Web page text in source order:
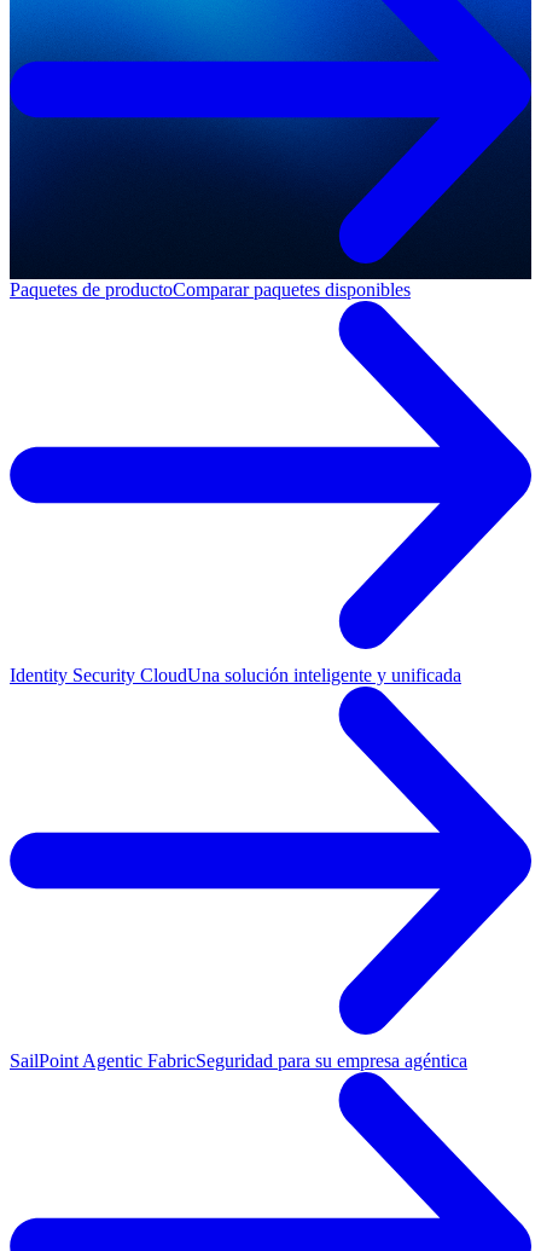
Paquetes de productoComparar paquetes disponibles
Identity Security CloudUna solución inteligente y unificada
SailPoint Agentic FabricSeguridad para su empresa agéntica